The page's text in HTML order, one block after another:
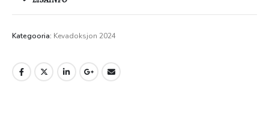
Kategooria: Kevadoksjon 2024